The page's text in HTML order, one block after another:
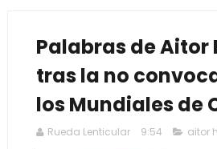
Palabras de Aitor
tras la no
los Mundiales de
Rueda Lenticular 9:54 aitor